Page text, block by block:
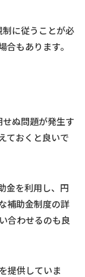
に従うことが必
もあります。
ぬ問題が発生す
ておくと良いで
金を利用し、円
補助金制度の詳
合わせるのも良
提供していま